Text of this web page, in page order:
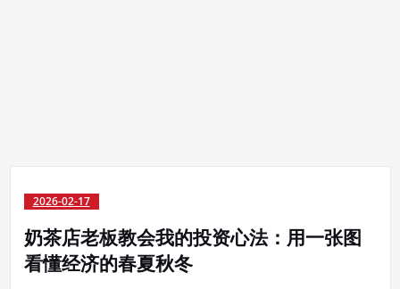
2026-02-17
奶茶店老板教会我的投资心法：用一张图
看懂经济的春夏秋冬